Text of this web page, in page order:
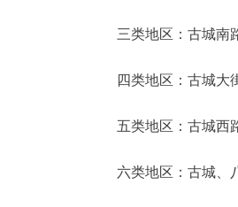
三类地区：古城南路
四类地区：古城大街
五类地区：古城西路
六类地区：古城、八